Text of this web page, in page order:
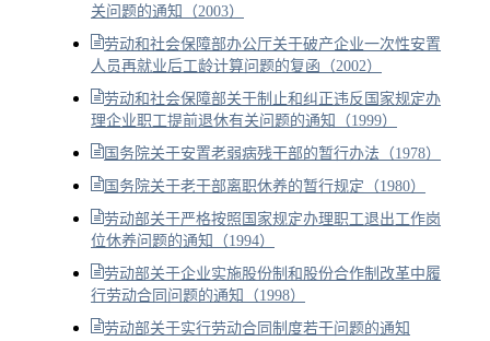
关问题的通知（2003）
劳动和社会保障部办公厅关于破产企业一次性安置
人员再就业后工龄计算问题的复函（2002）
劳动和社会保障部关于制止和纠正违反国家规定办
理企业职工提前退休有关问题的通知（1999）
国务院关于安置老弱病残干部的暂行办法（1978）
国务院关于老干部离职休养的暂行规定（1980）
劳动部关于严格按照国家规定办理职工退出工作岗
位休养问题的通知（1994）
劳动部关于企业实施股份制和股份合作制改革中履
行劳动合同问题的通知（1998）
劳动部关于实行劳动合同制度若干问题的通知